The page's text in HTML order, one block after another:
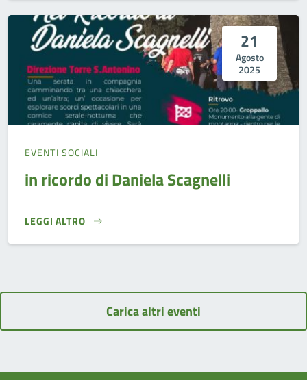
21
Agosto
2025
EVENTI SOCIALI
in ricordo di Daniela Scagnelli
LEGGI ALTRO
IN RICORDO DI DANIELA SCAGNELLI}
Carica altri eventi